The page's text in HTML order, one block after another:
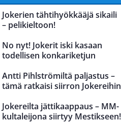
Jokerien tähtihyökkääjä sikaili
– pelikieltoon!
No nyt! Jokerit iski kasaan
todellisen konkariketjun
Antti Pihlströmiltä paljastus –
tämä ratkaisi siirron Jokereihin
Jokereilta jättikaappaus – MM-
kultaleijona siirtyy Mestikseen!